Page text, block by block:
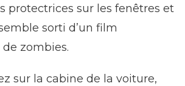
protectrices sur les fenêtres et
sorti d’un film
zombies.
sur la cabine de la voiture,